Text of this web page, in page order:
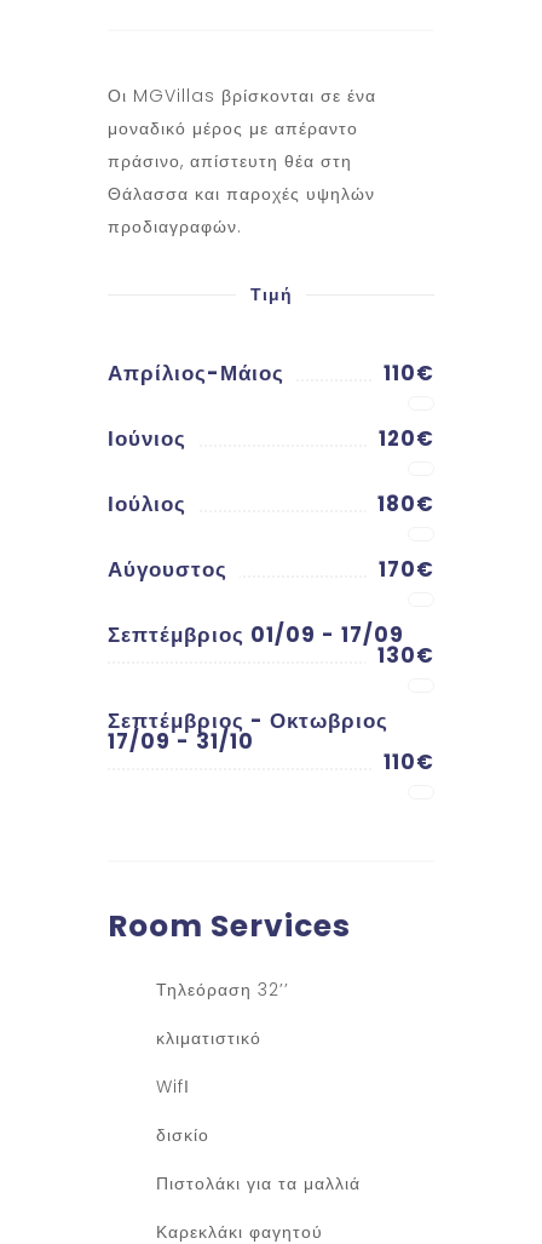
Οι MGVillas βρίσκονται σε ένα
μοναδικό μέρος με απέραντο
πράσινο, απίστευτη θέα στη
Θάλασσα και παροχές υψηλών
προδιαγραφών.
Τιμή
Απρίλιος-Μάιος 110€
Ιούνιος 120€
Ιούλιος 180€
Αύγουστος 170€
Σεπτέμβριος 01/09 - 17/09
130€
Σεπτέμβριος - Οκτωβριος
17/09 - 31/10
110€
Room Services
Τηλεόραση 32’’
κλιματιστικό
WifΙ
δισκίο
Πιστολάκι για τα μαλλιά
Καρεκλάκι φαγητού